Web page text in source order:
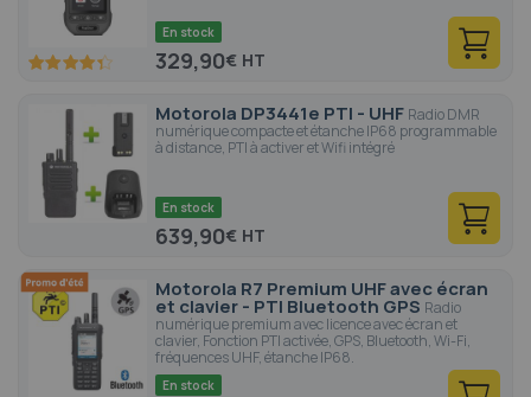
86.6100
En stock
329,90€
Motorola DP3441e PTI - UHF Radio DMR
numérique compacte et étanche IP68 programmable
à distance, PTI à activer et Wifi intégré
En stock
639,90€
Motorola R7 Premium UHF avec écran
et clavier - PTI Bluetooth GPS Radio
numérique premium avec licence avec écran et
clavier, Fonction PTI activée, GPS, Bluetooth, Wi-Fi,
fréquences UHF, étanche IP68.
En stock